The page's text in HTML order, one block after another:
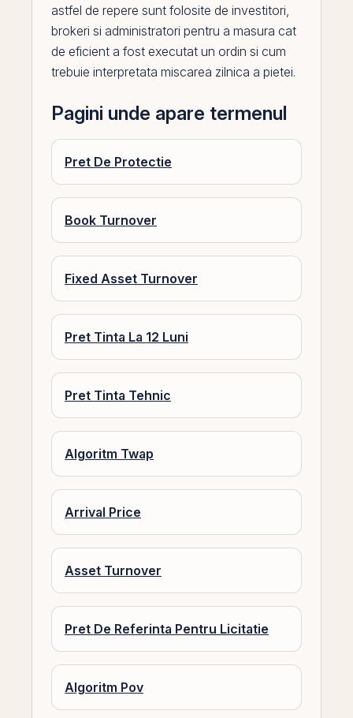
astfel de repere sunt folosite de investitori,
brokeri si administratori pentru a masura cat
de eficient a fost executat un ordin si cum
trebuie interpretata miscarea zilnica a pietei.
Pagini unde apare termenul
Pret De Protectie
Book Turnover
Fixed Asset Turnover
Pret Tinta La 12 Luni
Pret Tinta Tehnic
Algoritm Twap
Arrival Price
Asset Turnover
Pret De Referinta Pentru Licitatie
Algoritm Pov